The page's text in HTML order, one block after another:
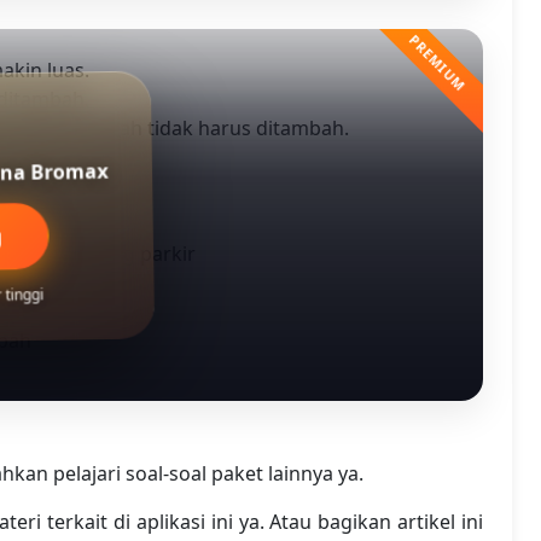
luas.
gedung kuliah tidak harus ditambah.
ruang parkir
Bromax
tinggi
pelajari soal-soal paket lainnya ya.
terkait di aplikasi ini ya. Atau bagikan artikel ini